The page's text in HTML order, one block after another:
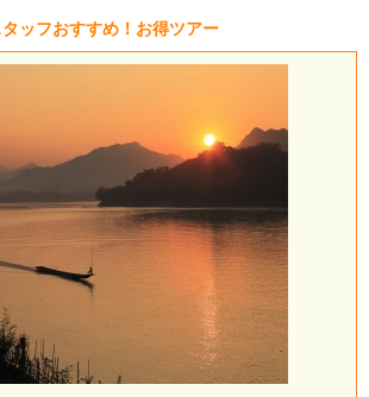
タッフおすすめ！お得ツアー